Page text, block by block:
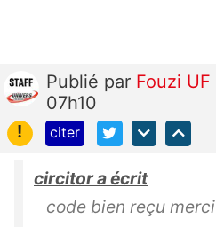
Publié par Fouzi UF
07h10
!
citer
circitor a écrit
code bien reçu merci